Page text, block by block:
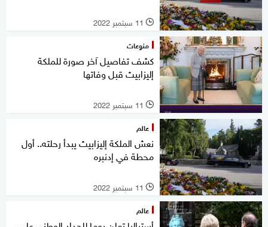
l 11 سبتمبر 2022
منوعات
كشف تفاصيل آخر صورة للملكة
إليزابيث قبل وفاتها
l 11 سبتمبر 2022
عالم
نعش الملكة إليزابيث يبدأ رحلته.. أول
محطة في إدنبره
l 11 سبتمبر 2022
عالم